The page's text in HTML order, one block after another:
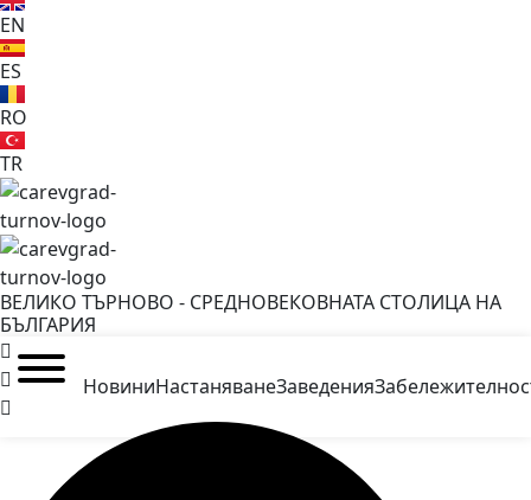
EN
ES
RO
TR
ВЕЛИКО ТЪРНОВО - СРЕДНОВЕКОВНАТА СТОЛИЦА НА
БЪЛГАРИЯ
НовиниНастаняванеЗаведения